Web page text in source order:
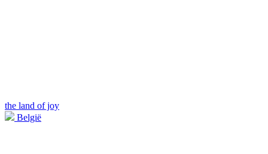
the land of joy
België